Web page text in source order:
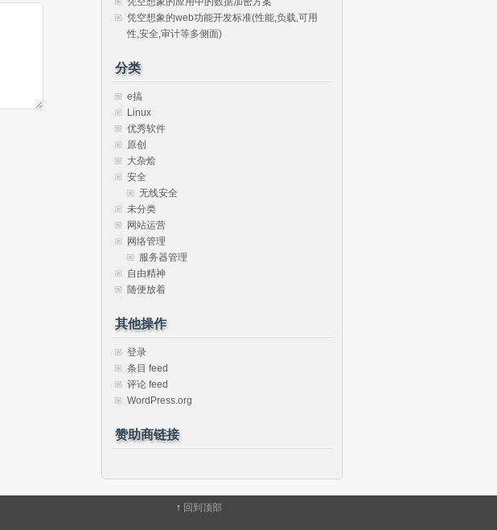
凭空想象的web功能开发标准(性能,负载,可用
性,安全,审计等多侧面)
分类
e搞
Linux
优秀软件
原创
大杂烩
安全
无线安全
未分类
网站运营
网络管理
服务器管理
自由精神
随便放着
其他操作
登录
条目 feed
评论 feed
WordPress.org
赞助商链接
↑ 回到顶部